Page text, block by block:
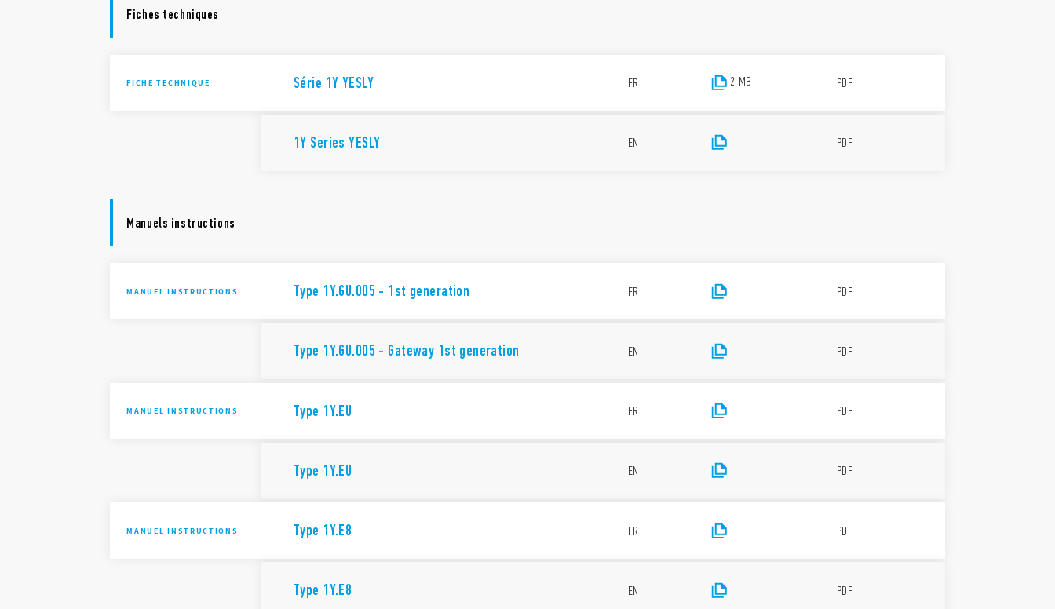
Fiches techniques
FICHE TECHNIQUE Série 1Y YESLY FR 2 MB PDF
1Y Series YESLY EN PDF
Manuels instructions
MANUEL INSTRUCTIONS Type 1Y.GU.005 - 1st generation FR PDF
Type 1Y.GU.005 - Gateway 1st generation EN PDF
MANUEL INSTRUCTIONS Type 1Y.EU FR PDF
Type 1Y.EU EN PDF
MANUEL INSTRUCTIONS Type 1Y.E8 FR PDF
Type 1Y.E8 EN PDF